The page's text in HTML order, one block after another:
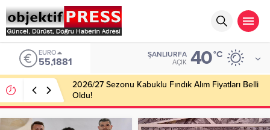
EURO
55,1881
ŞANLIURFA
AÇIK 40°C
2026/27 Sezonu Kabuklu Fındık Alım Fiyatları Belli
Oldu!